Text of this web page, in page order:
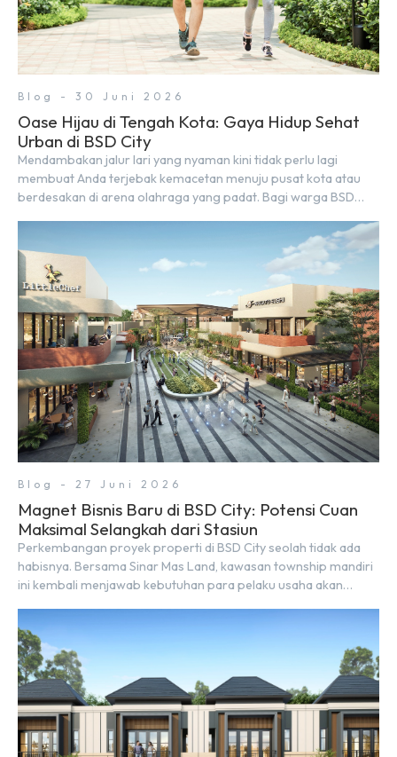
Blog - 30 Juni 2026
Oase Hijau di Tengah Kota: Gaya Hidup Sehat
Urban di BSD City
Mendambakan jalur lari yang nyaman kini tidak perlu lagi
membuat Anda terjebak kemacetan menuju pusat kota atau
berdesakan di arena olahraga yang padat. Bagi warga BSD
sekitar yang rindang, estetik, dan menenangkan. Sebagai
kawasan township terpadu, BSD City terus bertransformasi
menjadi area hunian modern yang sangat mendukung […]
Blog - 27 Juni 2026
Magnet Bisnis Baru di BSD City: Potensi Cuan
Maksimal Selangkah dari Stasiun
Perkembangan proyek properti di BSD City seolah tidak ada
habisnya. Bersama Sinar Mas Land, kawasan township mandiri
ini kembali menjawab kebutuhan para pelaku usaha akan
keunggulan geografis yang sangat strategis. Letaknya
menempel langsung dengan dua pusat pergerakan massa […]